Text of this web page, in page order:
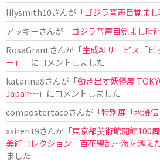
lilysmith10さんが「ゴジラ音声目覚ま
アッキーさんが「ゴジラ音声目覚まし時
RosaGrantさんが「生成AIサービス「ビ
ー」
」にコメントしました
katarina8さんが「動き出す妖怪展
Japan〜」にコメントしました
compostertacoさんが「特別展「水滸伝
xsiren19さんが「東京都美術館開館100
美術コレクション 百花繚乱～海を越え
ました